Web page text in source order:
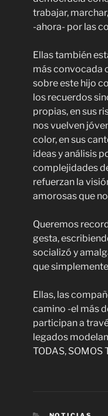
trabajar,
-ahora- por las
Ellas también
más convocada
sobre este hijo
los recuerdos
propias, en sus
nos vuelven
color, en sus
ideas y análisis
complejidades
refuerzan la
amorosas que
Queremos
gesta,
socializó y
que
Ellas, las
camino -el más
participan a
legados
TODAS, SOMOS